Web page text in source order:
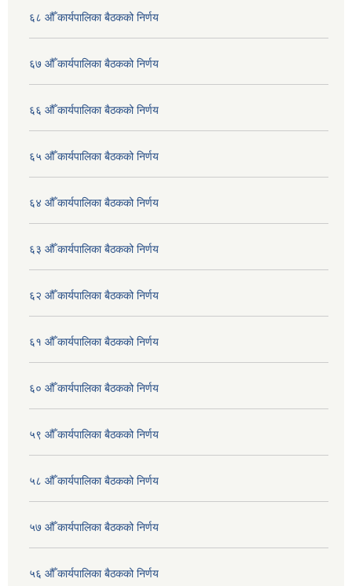
६८ औँ कार्यपालिका बैठकको निर्णय
६७ औँ कार्यपालिका बैठकको निर्णय
६६ औँ कार्यपालिका बैठकको निर्णय
६५ औँ कार्यपालिका बैठकको निर्णय
६४ औँ कार्यपालिका बैठकको निर्णय
६३ औँ कार्यपालिका बैठकको निर्णय
६२ औँ कार्यपालिका बैठकको निर्णय
६१ औँ कार्यपालिका बैठकको निर्णय
६० औँ कार्यपालिका बैठकको निर्णय
५९ औँ कार्यपालिका बैठकको निर्णय
५८ औँ कार्यपालिका बैठकको निर्णय
५७ औँ कार्यपालिका बैठकको निर्णय
५६ औँ कार्यपालिका बैठकको निर्णय